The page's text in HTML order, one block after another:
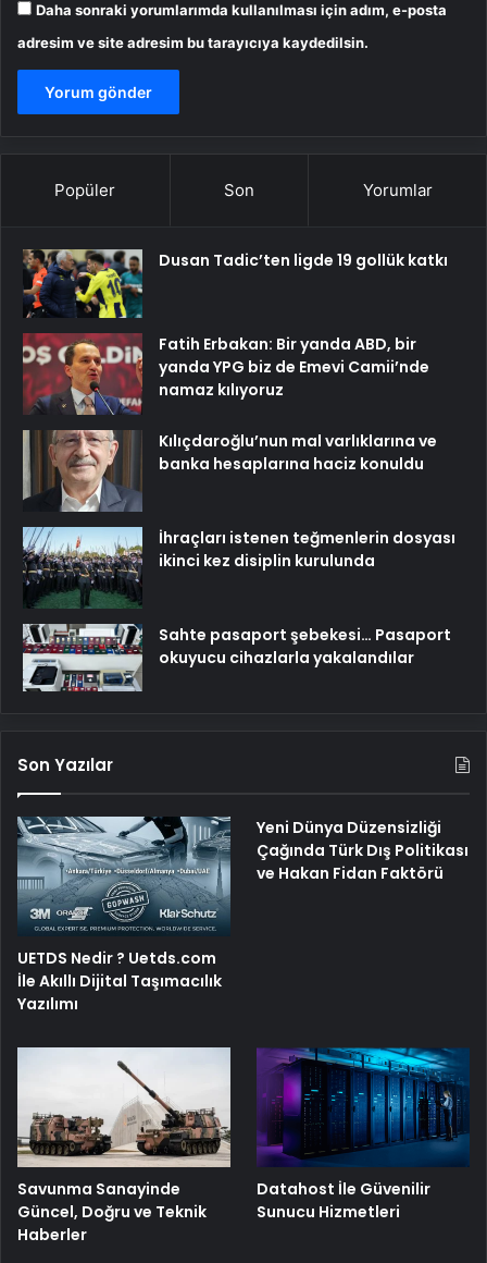
Daha sonraki yorumlarımda kullanılması için adım, e-posta
adresim ve site adresim bu tarayıcıya kaydedilsin.
Popüler Son Yorumlar
Dusan Tadic’ten ligde 19 gollük katkı
Fatih Erbakan: Bir yanda ABD, bir
yanda YPG biz de Emevi Camii’nde
namaz kılıyoruz
Kılıçdaroğlu’nun mal varlıklarına ve
banka hesaplarına haciz konuldu
İhraçları istenen teğmenlerin dosyası
ikinci kez disiplin kurulunda
Sahte pasaport şebekesi… Pasaport
okuyucu cihazlarla yakalandılar
Son Yazılar
UETDS Nedir ? Uetds.com
İle Akıllı Dijital Taşımacılık
Yazılımı
Yeni Dünya Düzensizliği
Çağında Türk Dış Politikası
ve Hakan Fidan Faktörü
Savunma Sanayinde
Güncel, Doğru ve Teknik
Haberler
Datahost İle Güvenilir
Sunucu Hizmetleri